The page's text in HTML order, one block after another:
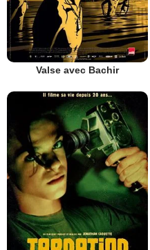
Valse avec Bachir